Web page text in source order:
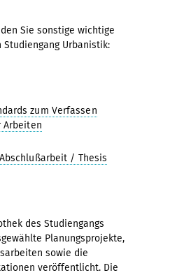
Sie sonstige wichtige
Urbanistik:
zum Verfassen
/ Thesis
des Studiengangs
Planungsprojekte,
sowie die
veröffentlicht. Die